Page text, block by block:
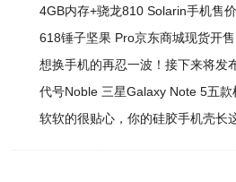
4GB内存+骁龙810 Solarin手机售
618锤子坚果 Pro京东商城现货开
想换手机的再忍一波！接下来将发
代号Noble 三星Galaxy Note 5五款
软软的很贴心，你的硅胶手机壳长